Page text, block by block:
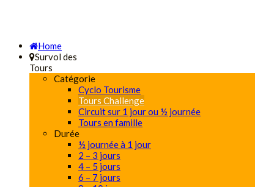
Home
Survol des
Tours
Catégorie
Cyclo Tourisme
Tours Challenge
Circuit sur 1 jour ou ½ journée
Tours en famille
Durée
½ journée à 1 jour
2 – 3 jours
4 – 5 jours
6 – 7 jours